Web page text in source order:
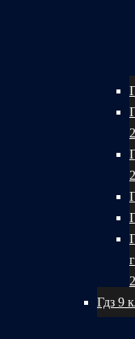
Гдз 9